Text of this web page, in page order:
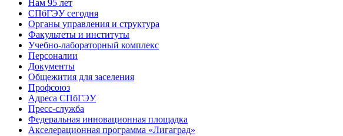
Нам 95 лет
СПбГЭУ сегодня
Органы управления и структура
Факультеты и институты
Учебно-лабораторный комплекс
Персоналии
Документы
Общежития для заселения
Профсоюз
Адреса СПбГЭУ
Пресс-служба
Федеральная инновационная площадка
Акселерационная программа «Лигаград»­­